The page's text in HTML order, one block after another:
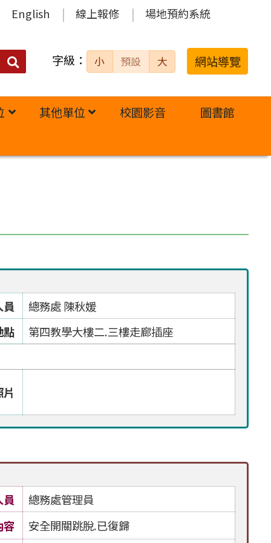
English 線上報修 場地預約系統
搜
字級： 小 預設 大 網站導覽
其他單位 校園影音 圖書館
員
總務處 陳秋媛
點
第四教學大樓二.三樓走廊插座
總務處管理員
容
安全開關跳脫.已復歸